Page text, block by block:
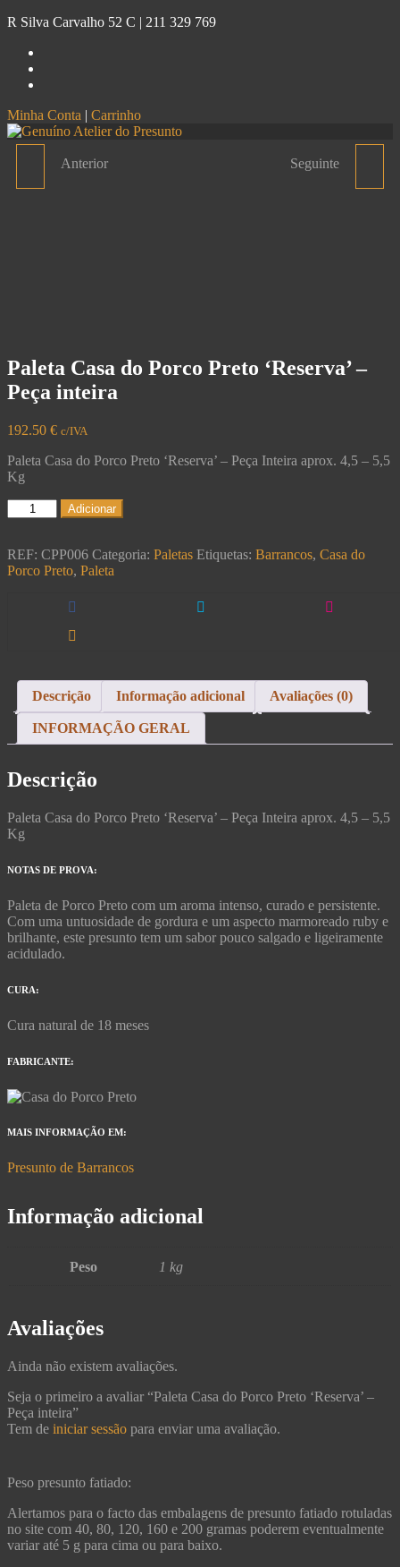
R Silva Carvalho 52 C | 211 329 769
Minha Conta | Carrinho
Atelier do Presunto
SUPORTE DE PRESUNTO
Anterior PALETA SERRANO
Seguinte
Paleta Casa do Porco Preto ‘Reserva’ –
Peça inteira
192.50 € c/IVA
Paleta Casa do Porco Preto ‘Reserva’ – Peça Inteira aprox. 4,5 – 5,5
Kg
Adicionar
REF: CPP006 Categoria: Paletas Etiquetas: Barrancos, Casa do
Porco Preto, Paleta
Descrição Informação adicional Avaliações (0)
INFORMAÇÃO GERAL
Descrição
Paleta Casa do Porco Preto ‘Reserva’ – Peça Inteira aprox. 4,5 – 5,5
Kg
NOTAS DE PROVA:
Paleta de Porco Preto com um aroma intenso, curado e persistente.
Com uma untuosidade de gordura e um aspecto marmoreado ruby e
brilhante, este presunto tem um sabor pouco salgado e ligeiramente
acidulado.
CURA:
Cura natural de 18 meses
FABRICANTE:
MAIS INFORMAÇÃO EM:
Presunto de Barrancos
Informação adicional
Peso 1 kg
Avaliações
Ainda não existem avaliações.
Seja o primeiro a avaliar “Paleta Casa do Porco Preto ‘Reserva’ –
Peça inteira”
Tem de iniciar sessão para enviar uma avaliação.
Peso presunto fatiado:
Alertamos para o facto das embalagens de presunto fatiado rotuladas
no site com 40, 80, 120, 160 e 200 gramas poderem eventualmente
variar até 5 g para cima ou para baixo.